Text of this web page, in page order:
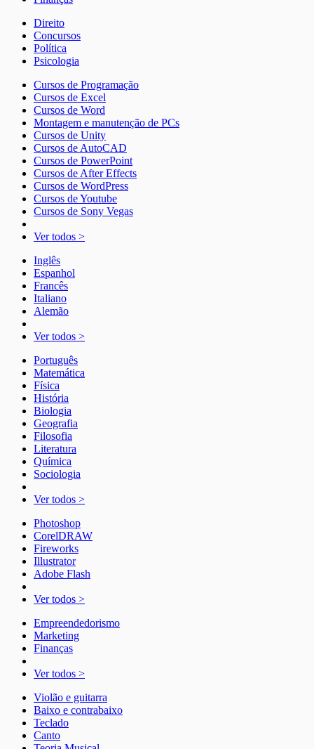
Direito
Concursos
Política
Psicologia
Cursos de Programação
Cursos de Excel
Cursos de Word
Montagem e manutenção de PCs
Cursos de Unity
Cursos de AutoCAD
Cursos de PowerPoint
Cursos de After Effects
Cursos de WordPress
Cursos de Youtube
Cursos de Sony Vegas
Ver todos >
Inglês
Espanhol
Francês
Italiano
Alemão
Ver todos >
Português
Matemática
Física
História
Biologia
Geografia
Filosofia
Literatura
Química
Sociologia
Ver todos >
Photoshop
CorelDRAW
Fireworks
Illustrator
Adobe Flash
Ver todos >
Empreendedorismo
Marketing
Finanças
Ver todos >
Violão e guitarra
Baixo e contrabaixo
Teclado
Canto